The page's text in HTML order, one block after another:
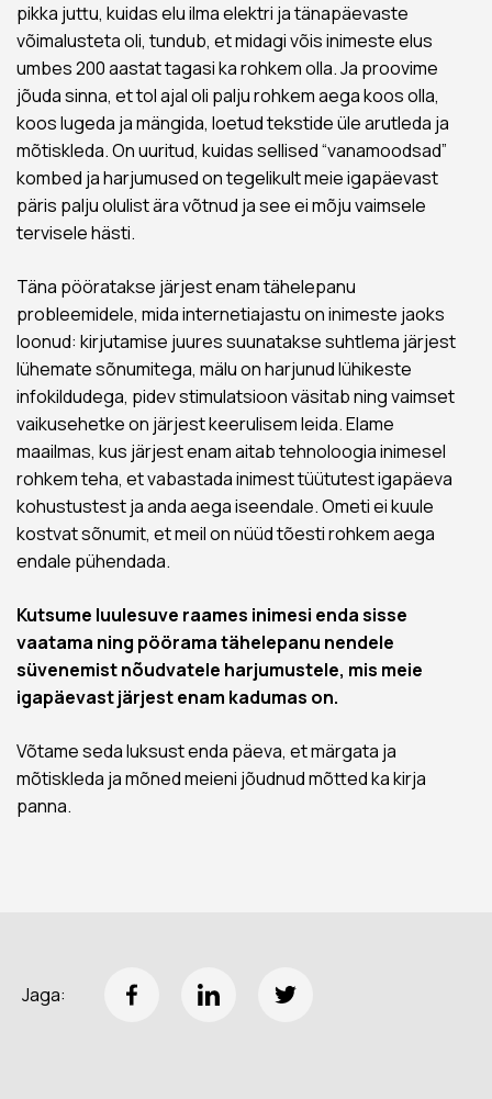
pikka juttu, kuidas elu ilma elektri ja tänapäevaste
võimalusteta oli, tundub, et midagi võis inimeste elus
umbes 200 aastat tagasi ka rohkem olla. Ja proovime
jõuda sinna, et tol ajal oli palju rohkem aega koos olla,
koos lugeda ja mängida, loetud tekstide üle arutleda ja
mõtiskleda. On uuritud, kuidas sellised “vanamoodsad”
kombed ja harjumused on tegelikult meie igapäevast
päris palju olulist ära võtnud ja see ei mõju vaimsele
tervisele hästi.
Täna pööratakse järjest enam tähelepanu
probleemidele, mida internetiajastu on inimeste jaoks
loonud: kirjutamise juures suunatakse suhtlema järjest
lühemate sõnumitega, mälu on harjunud lühikeste
infokildudega, pidev stimulatsioon väsitab ning vaimset
vaikusehetke on järjest keerulisem leida. Elame
maailmas, kus järjest enam aitab tehnoloogia inimesel
rohkem teha, et vabastada inimest tüütutest igapäeva
kohustustest ja anda aega iseendale. Ometi ei kuule
kostvat sõnumit, et meil on nüüd tõesti rohkem aega
endale pühendada.
Kutsume luulesuve raames inimesi enda sisse
vaatama ning pöörama tähelepanu nendele
süvenemist nõudvatele harjumustele, mis meie
igapäevast järjest enam kadumas on.
Võtame seda luksust enda päeva, et märgata ja
mõtiskleda ja mõned meieni jõudnud mõtted ka kirja
panna.
Jaga: